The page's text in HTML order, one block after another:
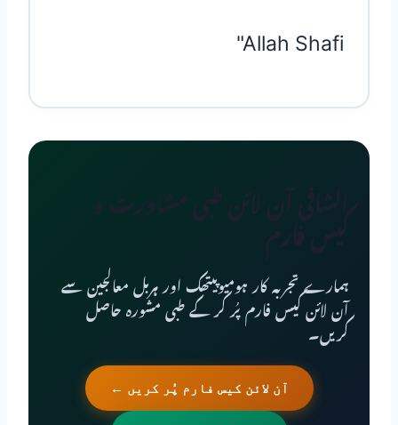
"Allah Shafi
ہمارے تجربہ کار ہومیوپیتھک اور ہربل معالجین سے
آن لائن کیس فارم پُر کر کے طبی مشورہ حاصل
کریں۔
آن لائن کیس فارم پُر کریں ←